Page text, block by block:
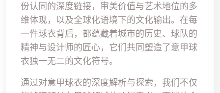
份认同的深度链接，审美价值与艺术地位的多
维体现，以及全球化语境下的文化输出。在每
一件球衣背后，都蕴藏着城市的历史、球队的
精神与设计师的匠心，它们共同塑造了意甲球
衣独一无二的文化符号。
通过对意甲球衣的深度解析与探索，我们不仅